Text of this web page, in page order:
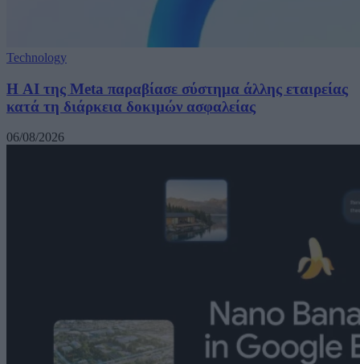
Technology
Η AI της Meta παραβίασε σύστημα άλλης εταιρείας
κατά τη διάρκεια δοκιμών ασφαλείας
06/08/2026